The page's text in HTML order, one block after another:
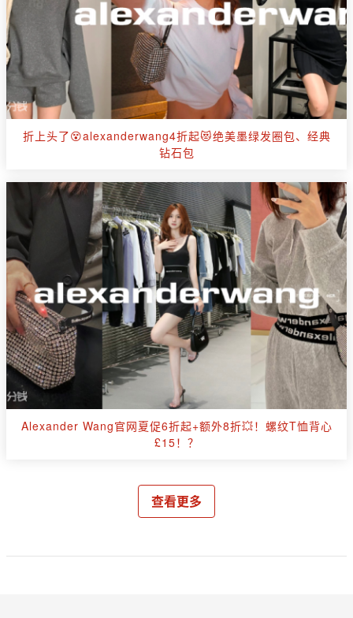
折上头了😵alexanderwang4折起😻绝美墨绿发圈包、经典
钻石包
Alexander Wang官网夏促6折起+额外8折💥！螺纹T恤背心
£15！？
查看更多